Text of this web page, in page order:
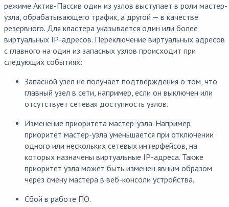
режиме Актив-Пассив один из узлов выступает в роли мастер-
узла, обрабатывающего трафик, а другой — в качестве
резервного. Для кластера указывается один или более
виртуальных IP-адресов. Переключение виртуальных адресов
с главного на один из запасных узлов происходит при
следующих событиях:
Запасной узел не получает подтверждения о том, что
главный узел в сети, например, если он выключен или
отсутствует сетевая доступность узлов.
Изменение приоритета мастер-узла. Например,
приоритет мастер-узла уменьшается при отключении
одного или нескольких сетевых интерфейсов, на
которых назначены виртуальные IP-адреса. Также
приоритет узла может быть изменен явным образом
через смену мастера в веб-консоли устройства.
Сбой в работе ПО.